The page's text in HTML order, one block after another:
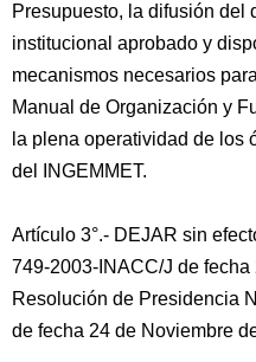
Presupuesto, la difusión del
institucional aprobado y
mecanismos necesarios
Manual de Organización y
la plena operatividad de los
del INGEMMET.
Artículo 3°.- DEJAR sin
749-2003-INACC/J de
Resolución de Presidencia
de fecha 24 de Noviembre